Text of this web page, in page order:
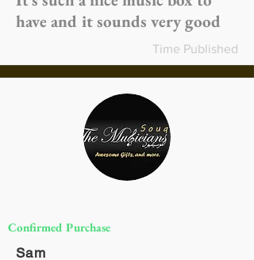
have and it sounds very good
Time Published
Confirmed Purchase
Sam